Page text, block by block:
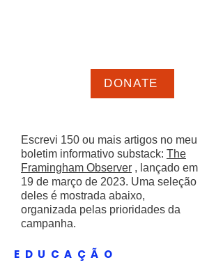
Novas ideias, nova energia, nova
direção para FraminghamDONATE
Escrevi 150 ou mais artigos no meu
boletim informativo substack: The
Framingham Observer , lançado em
19 de março de 2023. Uma seleção
deles é mostrada abaixo,
organizada pelas prioridades da
campanha.
EDUCAÇÃO